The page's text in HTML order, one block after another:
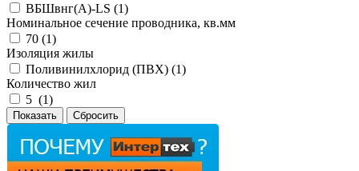
ВБШвнг(А)-LS (1)
Номинальное сечение проводника, кв.мм
70 (1)
Изоляция жилы
Поливинилхлорид (ПВХ) (1)
Количество жил
5 (1)